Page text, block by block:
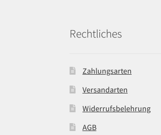
Rechtliches
Zahlungsarten
Versandarten
Widerrufsbelehrung
AGB